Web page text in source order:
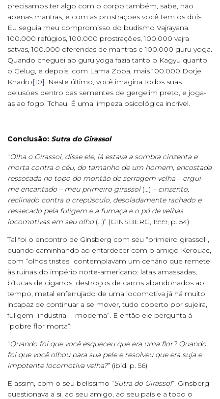
precisamos ter algo com o corpo também, sabe, não
apenas mantras, e com as prostrações você tem os dois.
Eu seguia meu compromisso do budismo Vajrayana.
100.000 refúgios, 100.000 prostrações, 100.000 vajra
satvas, 100.000 oferendas de mantras e 100.000 guru yoga.
Quando cheguei ao guru yoga fazia tanto o Kagyu quanto
o Gelug, e depois, com Lama Zopa, mais 100.000 Dorje
Khadro[10]. Neste último, você imagina todos suas
delusões dentro das sementes de gergelim preto, e joga-
as ao fogo. Tchau. É uma limpeza psicológica incrível.
Conclusão: Sutra do Girassol
“Olha o Girassol, disse ele, lá estava a sombra cinzenta e
morta contra o céu, do tamanho de um homem, encostada
ressecada no topo do montão de serragem velha – ergui-
me encantado – meu primeiro girassol (…) – cinzento,
reclinado contra o crepúsculo, desoladamente rachado e
ressecado pela fuligem e a fumaça e o pó de velhas
locomotivas em seu olho (…)” (GINSBERG, 1999, p. 54)
Tal foi o encontro de Ginsberg com seu “primeiro girassol”,
quando caminhando ao entardecer com o amigo Kerouac,
com “olhos tristes” contemplavam um cenário que remete
às ruínas do império norte-americano: latas amassadas,
bitucas de cigarros, destroços de carros abandonados ao
tempo, metal enferrujado de uma locomotiva já há muito
incapaz de continuar a se mover, tudo coberto por sujeira,
fuligem “industrial – moderna”. E então ele pergunta à
“pobre flor morta”:
“Quando foi que você esqueceu que era uma flor? Quando
foi que você olhou para sua pele e resolveu que era suja e
impotente locomotiva velha?” (ibid. p. 56)
E assim, com o seu belíssimo “Sutra do Girassol”, Ginsberg
questionava a si, ao seu amigo, ao seu país e a todo o